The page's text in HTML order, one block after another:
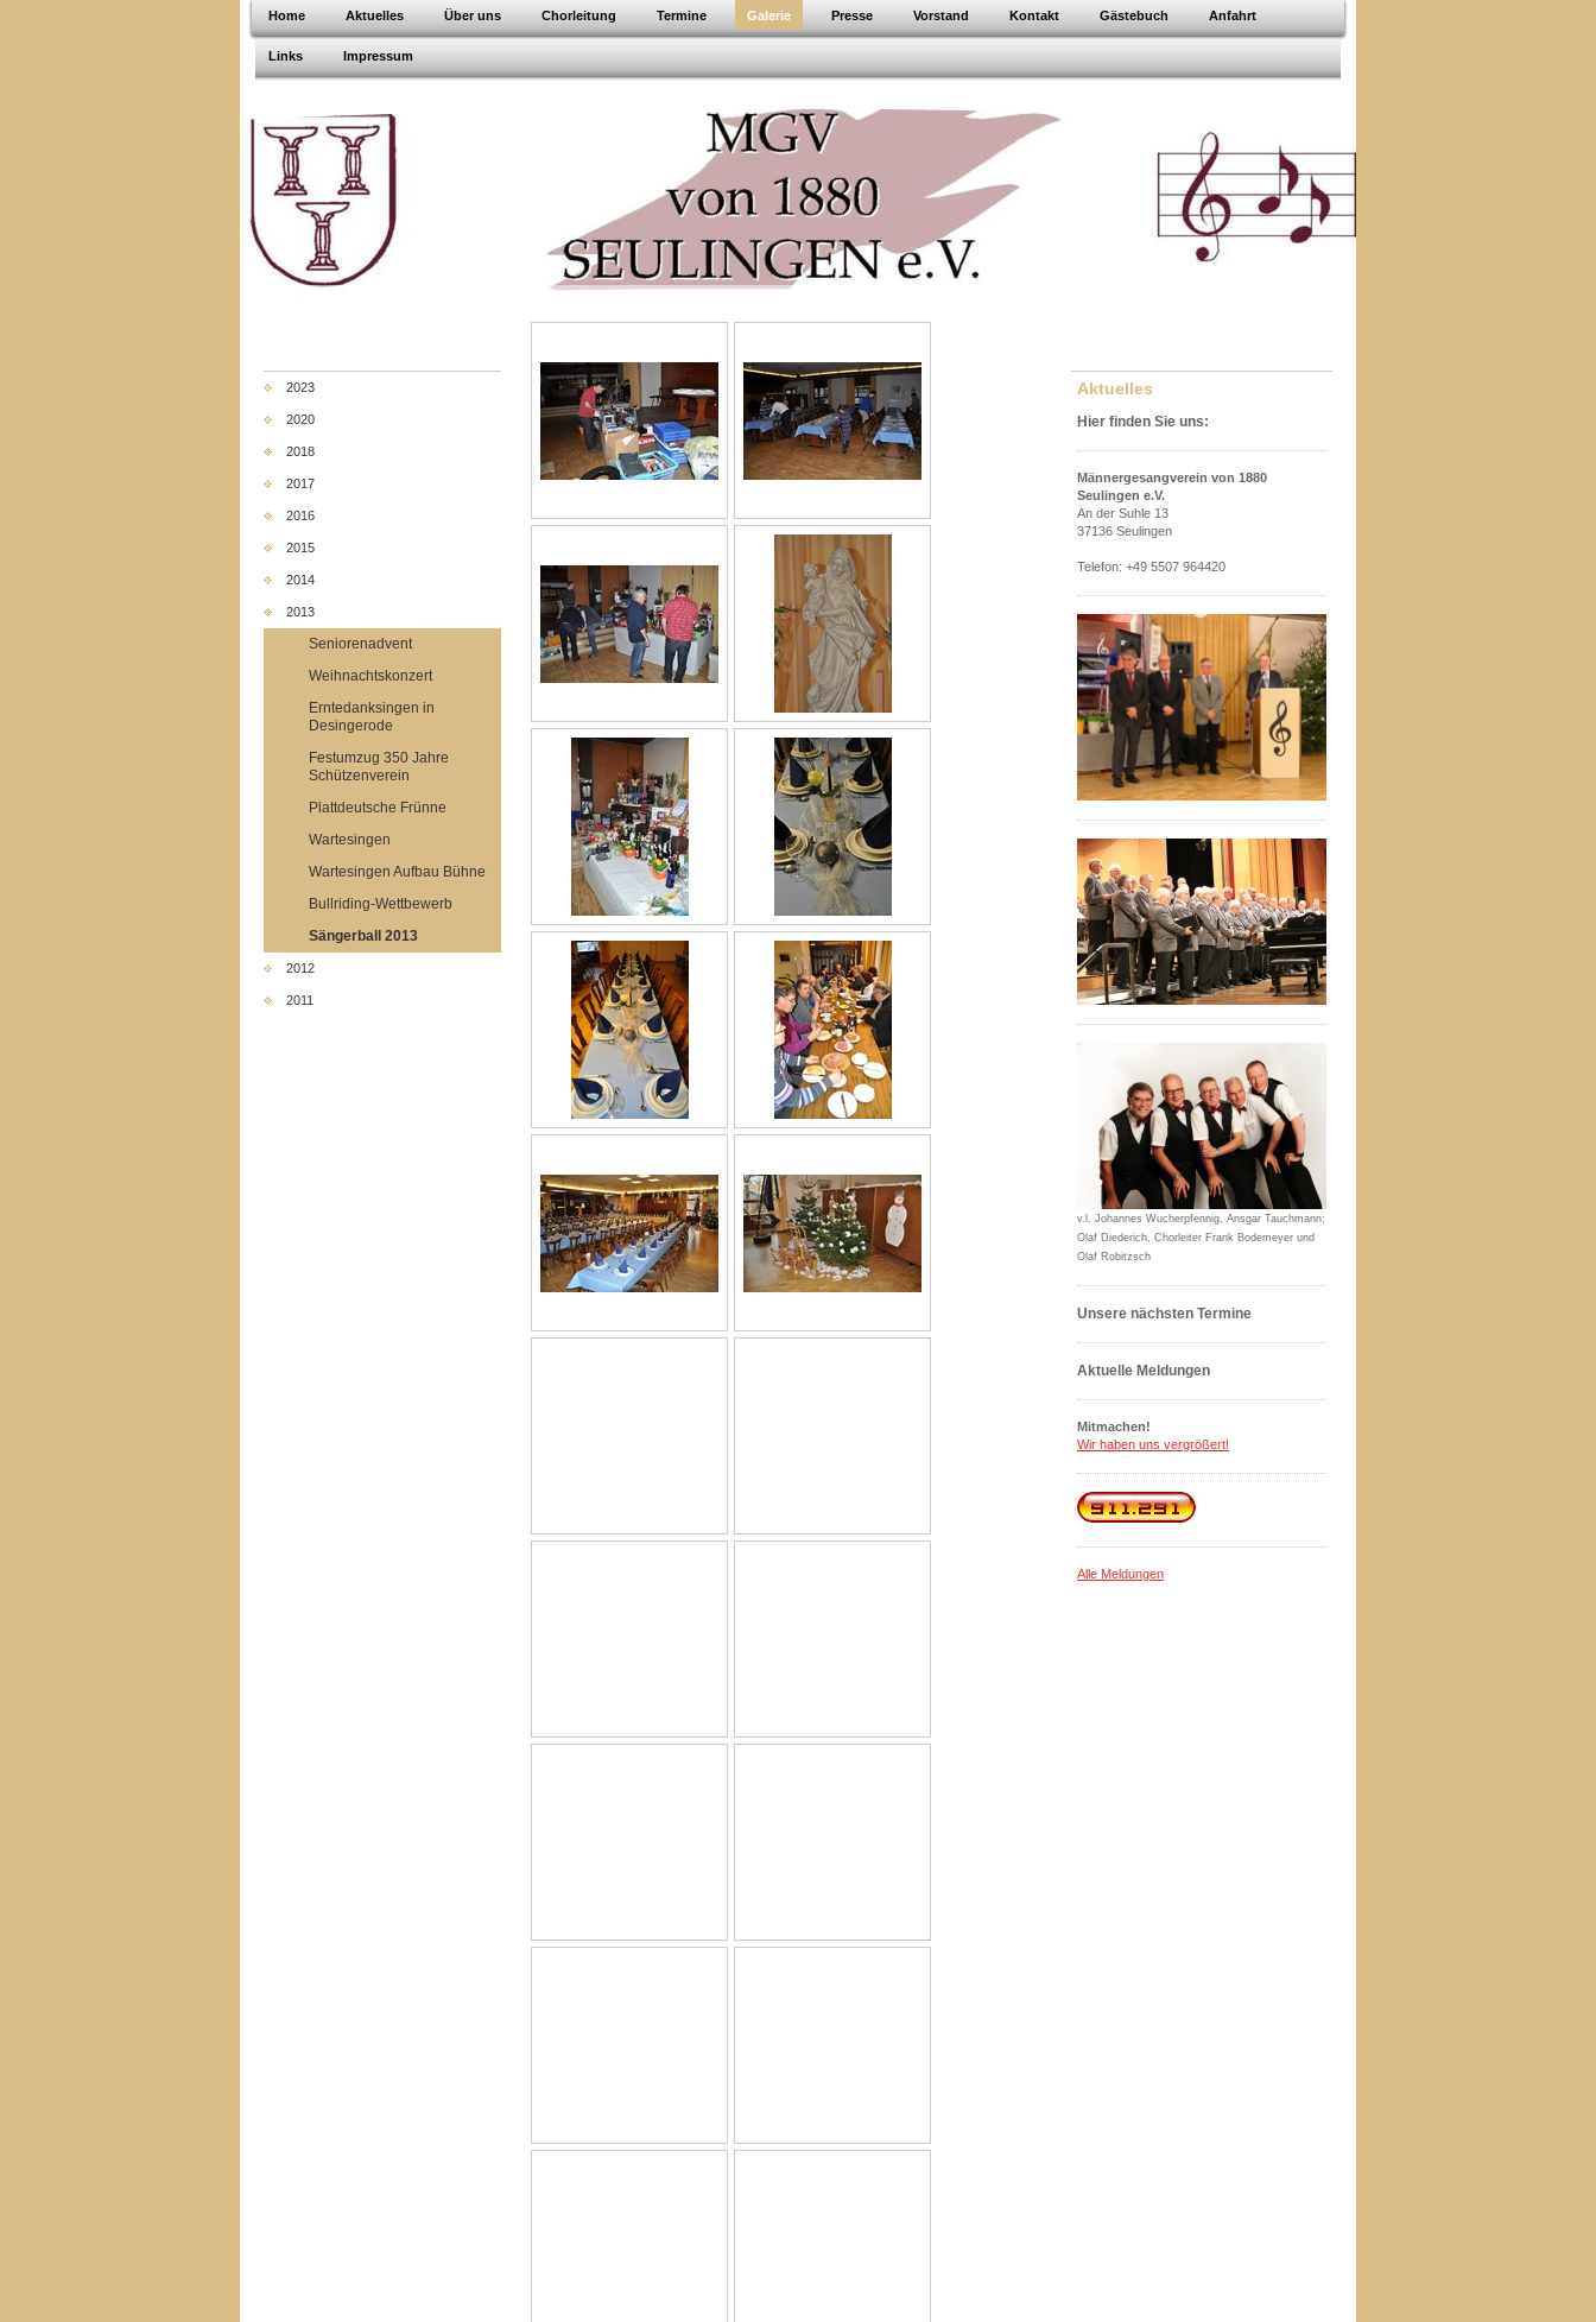
Home Aktuelles Über uns Chorleitung Termine Galerie Presse Vorstand Kontakt Gästebuch Anfahrt
Links Impressum
2023
2020
2018
2017
2016
2015
2014
2013
Seniorenadvent
Weihnachtskonzert
Erntedanksingen in
Desingerode
Festumzug 350 Jahre
Schützenverein
Plattdeutsche Frünne
Wartesingen
Wartesingen Aufbau Bühne
Bullriding-Wettbewerb
Sängerball 2013
2012
2011
Aktuelles
Hier finden Sie uns:
Männergesangverein von 1880
Seulingen e.V.
An der Suhle 13
37136 Seulingen
Telefon: +49 5507 964420
v.l. Johannes Wucherpfennig, Ansgar Tauchmann;
Olaf Diederich, Chorleiter Frank Bodemeyer und
Olaf Robitzsch
Unsere nächsten Termine
Aktuelle Meldungen
Mitmachen!
Wir haben uns vergrößert!
Alle Meldungen